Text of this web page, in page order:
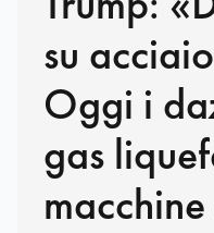
su
Oggi i
gas